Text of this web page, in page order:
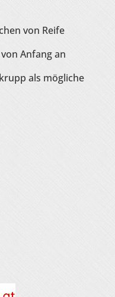
von Reife
Anfang an
als mögliche